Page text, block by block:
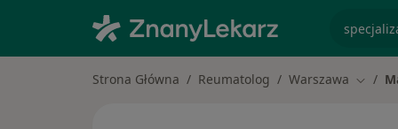
Strona Główna Reumatolog Warszawa Zmień